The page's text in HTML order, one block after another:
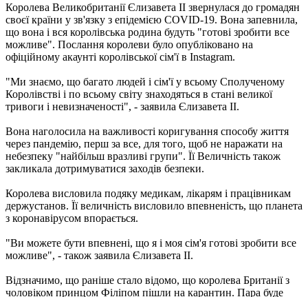
Королева Великобританії Єлизавета ІІ звернулася до громадян
своєї країни у зв'язку з епідемією COVID-19. Вона запевнила,
що вона і вся королівська родина будуть "готові зробити все
можливе". Послання королеви було опубліковано на
офіційному акаунті королівської сім'ї в Instagram.
"Ми знаємо, що багато людей і сім'ї у всьому Сполученому
Королівстві і по всьому світу знаходяться в стані великої
тривоги і невизначеності", - заявила Єлизавета II.
Вона наголосила на важливості коригування способу життя
через пандемію, перш за все, для того, щоб не наражати на
небезпеку "найбільш вразливі групи". Її Величність також
закликала дотримуватися заходів безпеки.
Королева висловила подяку медикам, лікарям і працівникам
держустанов. Її величність висловило впевненість, що планета
з коронавірусом впорається.
"Ви можете бути впевнені, що я і моя сім'я готові зробити все
можливе", - також заявила Єлизавета ІІ.
Відзначимо, що раніше стало відомо, що королева Британії з
чоловіком принцом Філіпом пішли на карантин. Пара буде